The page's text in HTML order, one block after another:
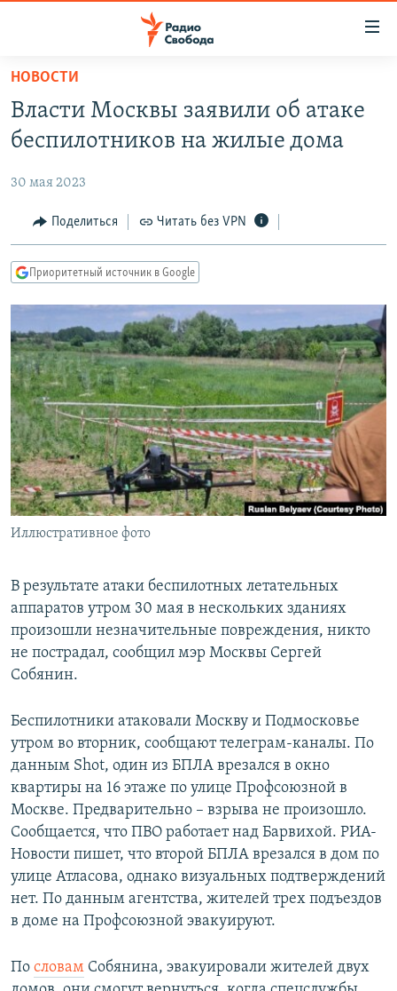
упрощенного
доступа
Вернуться
основному
Вернутся
главной
навигации
Вернутся
поиску
ПОДКАСТЫ
ЦИТАТЫ СВОБОДЫ
МНЕНИЯ
IDEL.РЕАЛИИ
КАВКАЗ.РЕАЛИИ
СЕВЕР.РЕАЛИИ
СИБИРЬ.РЕАЛИИ
РАСПИСАНИЕ ВЕЩАНИЯ
ПОДПИШИТЕСЬ НА РАССЫЛКУ
СОЦИАЛЬНЫЕ СЕТИ
Все сайты РСЕ/РС
НОВОСТИ
Власти Москвы заявили об атаке
беспилотников на жилые дома
30 мая 2023
Поделиться Читать без VPN
Приоритетный источник в Google
Иллюстративное фото
В результате атаки беспилотных летательных
аппаратов утром 30 мая в нескольких зданиях
произошли незначительные повреждения, никто
не пострадал, сообщил мэр Москвы Сергей
Собянин.
Беспилотники атаковали Москву и Подмосковье
утром во вторник, сообщают телеграм-каналы. По
данным Shot, один из БПЛА врезался в окно
квартиры на 16 этаже по улице Профсоюзной в
Москве. Предварительно – взрыва не произошло.
Сообщается, что ПВО работает над Барвихой. РИА-
Новости пишет, что второй БПЛА врезался в дом по
улице Атласова, однако визуальных подтверждений
нет. По данным агентства, жителей трех подъездов
в доме на Профсоюзной эвакуируют.
По словам Собянина, эвакуировали жителей двух